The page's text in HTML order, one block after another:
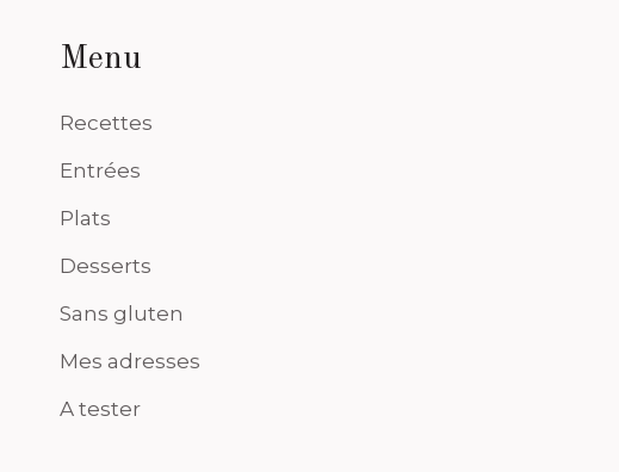
Menu
Recettes
Entrées
Plats
Desserts
Sans gluten
Mes adresses
A tester